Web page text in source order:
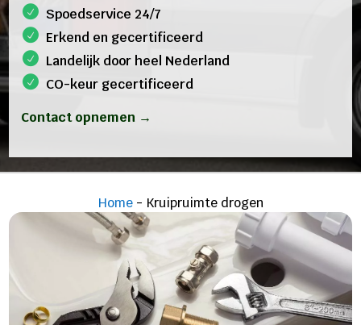
Spoedservice 24/7
Erkend en gecertificeerd
Landelijk door heel Nederland
CO-keur gecertificeerd
Contact opnemen →
Home- Kruipruimte drogen